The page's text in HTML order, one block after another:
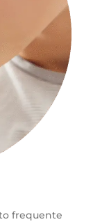
frequente